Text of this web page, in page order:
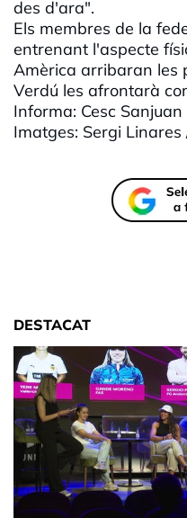
des d'ara".
Els membres de la
entrenant l'aspecte
Amèrica arribaran les
Verdú les afrontarà
Informa: Cesc Sanjuan
Imatges: Sergi Linares
DESTACAT